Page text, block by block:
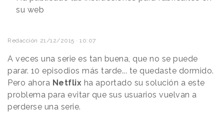
su web
Redacción 21/12/2015 · 10:07
A veces una serie es tan buena, que no se puede
parar. 10 episodios más tarde... te quedaste dormido.
Pero ahora Netflix ha aportado su solución a este
problema para evitar que sus usuarios vuelvan a
perderse una serie.